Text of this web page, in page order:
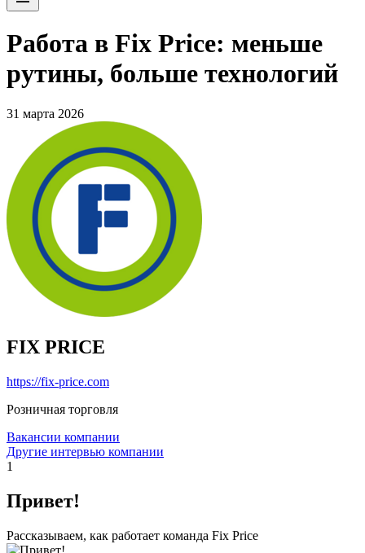
Работа в Fix Price: меньше
рутины, больше технологий
31 марта 2026
FIX PRICE
https://fix-price.com
Розничная торговля
Вакансии компании
Другие интервью компании
1
Привет!
Рассказываем, как работает команда Fix Price